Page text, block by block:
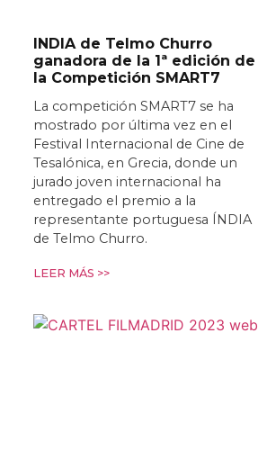
INDIA de Telmo Churro
ganadora de la 1ª edición de
la Competición SMART7
La competición SMART7 se ha
mostrado por última vez en el
Festival Internacional de Cine de
Tesalónica, en Grecia, donde un
jurado joven internacional ha
entregado el premio a la
representante portuguesa ÍNDIA
de Telmo Churro.
LEER MÁS >>